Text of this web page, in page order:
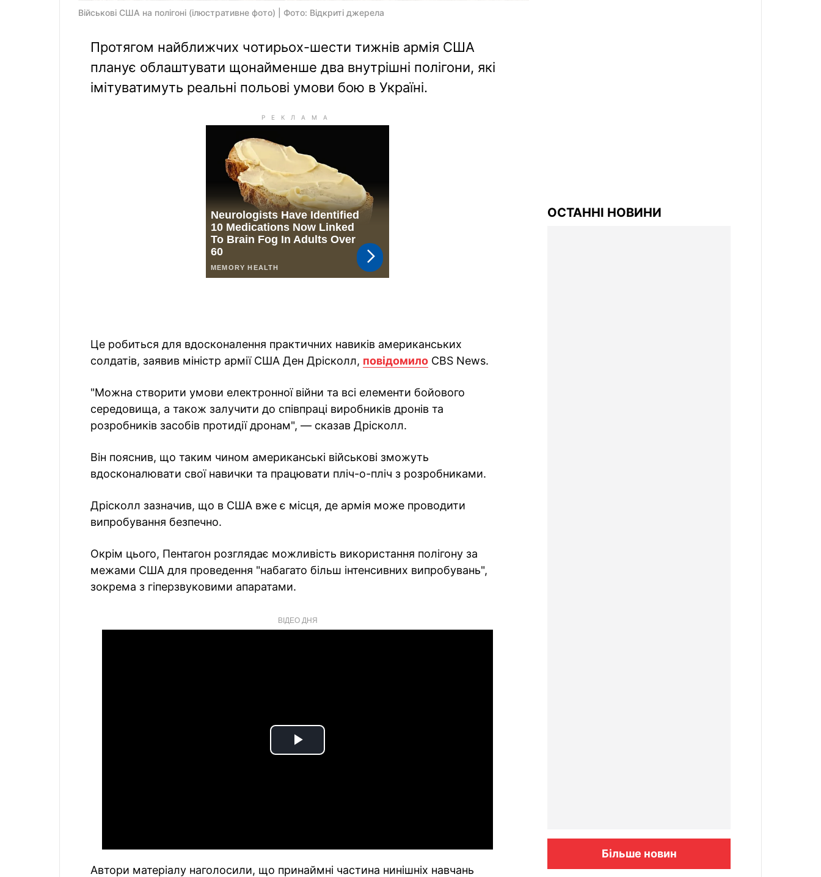
Військові США на полігоні (ілюстративне фото) | Фото: Відкриті джерела
Протягом найближчих чотирьох-шести тижнів армія США
планує облаштувати щонайменше два внутрішні полігони, які
імітуватимуть реальні польові умови бою в Україні.
Це робиться для вдосконалення практичних навиків американських
солдатів, заявив міністр армії США Ден Дрісколл, повідомило CBS News.
"Можна створити умови електронної війни та всі елементи бойового
середовища, а також залучити до співпраці виробників дронів та
розробників засобів протидії дронам", — сказав Дрісколл.
Він пояснив, що таким чином американські військові зможуть
вдосконалювати свої навички та працювати пліч-о-пліч з розробниками.
Дрісколл зазначив, що в США вже є місця, де армія може проводити
випробування безпечно.
Окрім цього, Пентагон розглядає можливість використання полігону за
межами США для проведення "набагато більш інтенсивних випробувань",
зокрема з гіперзвуковими апаратами.
ВІДЕО ДНЯ
Play
Автори матеріалу наголосили, що принаймні частина нинішніх навчань
ОСТАННІ НОВИНИ
Більше новин